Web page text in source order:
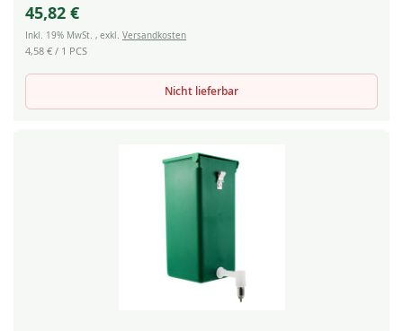
45,82 €
Inkl. 19% MwSt. , exkl. Versandkosten
4,58 € / 1 PCS
Nicht lieferbar